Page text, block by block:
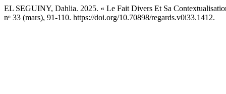
EL SEGUINY, Dahlia. 2025. « Le Fait Divers Et Sa
nᵒ 33 (mars), 91-110. https://doi.org/10.70898/regards.v0i33.1412.